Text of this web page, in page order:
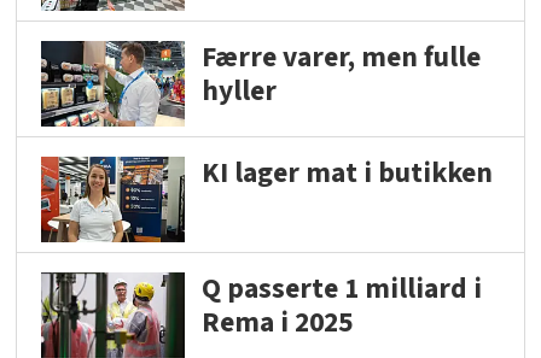
Færre varer, men fulle
hyller
KI lager mat i butikken
Q passerte 1 milliard i
Rema i 2025